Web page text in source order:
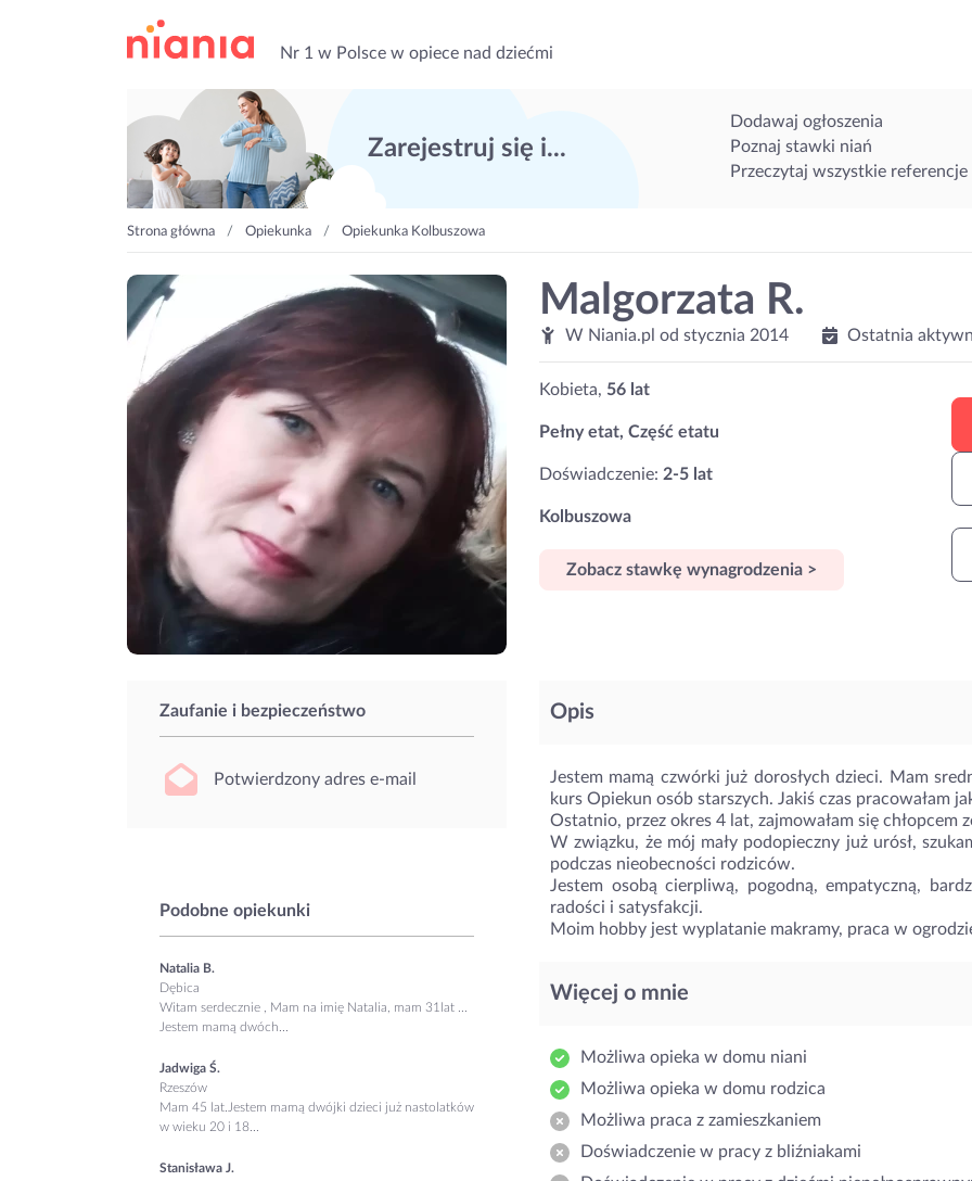
Nr 1 w Polsce w opiece nad dziećmi
Zarejestruj się i...
Dodawaj ogłoszenia
Poznaj stawki niań
Przeczytaj wszystkie referencje
Strona główna Opiekunka Opiekunka Kolbuszowa
Malgorzata R.
W Niania.pl od stycznia 2014 Ostatnia
Kobieta, 56 lat
Pełny etat, Część etatu
Doświadczenie: 2-5 lat
Kolbuszowa
Zobacz stawkę wynagrodzenia >
Zaufanie i bezpieczeństwo
Potwierdzony adres e-mail
Podobne opiekunki
Natalia B.
Dębica
Witam serdecznie , Mam na imię Natalia, mam 31lat ...
Jestem mamą dwóch...
Jadwiga Ś.
Rzeszów
Mam 45 lat.Jestem mamą dwójki dzieci już nastolatków
w wieku 20 i 18...
Stanisława J.
Opis
Jestem mamą czwórki już dorosłych dzieci. Mam
kurs Opiekun osób starszych. Jakiś czas pracowałam
Ostatnio, przez okres 4 lat, zajmowałam się chłopcem
W związku, że mój mały podopieczny już urósł,
podczas nieobecności rodziców.
Jestem osobą cierpliwą, pogodną, empatyczną,
radości i satysfakcji.
Moim hobby jest wyplatanie makramy, praca w
Więcej o mnie
Możliwa opieka w domu niani
Możliwa opieka w domu rodzica
Możliwa praca z zamieszkaniem
Doświadczenie w pracy z bliźniakami